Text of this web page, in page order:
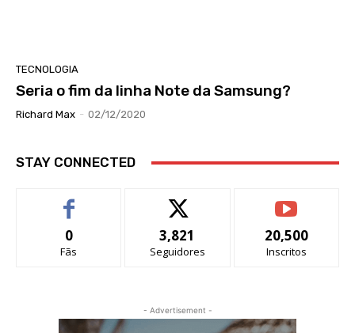
TECNOLOGIA
Seria o fim da linha Note da Samsung?
Richard Max - 02/12/2020
STAY CONNECTED
0
Fãs
3,821
Seguidores
20,500
Inscritos
- Advertisement -